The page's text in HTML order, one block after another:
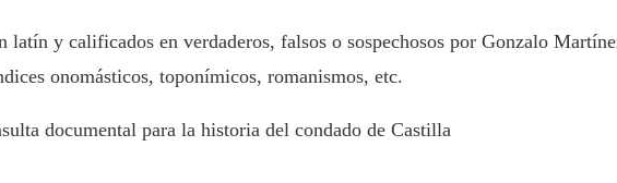
latín y calificados en verdaderos, falsos o sospechosos por Gonzalo
onomásticos, toponímicos, romanismos, etc.
documental para la historia del condado de Castilla